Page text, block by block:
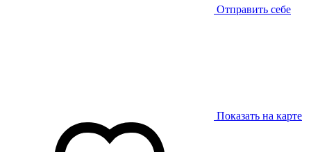
Отправить себе
Показать на карте